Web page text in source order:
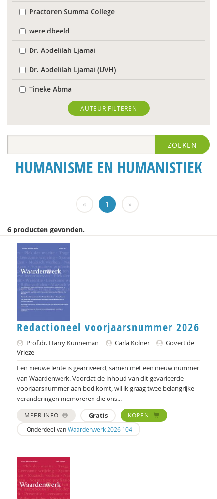
Practoren Summa College
wereldbeeld
Dr. Abdelilah Ljamai
Dr. Abdelilah Ljamai (UVH)
Tineke Abma
Christa Anbeek
Dieuwertje Bakker
Lisette Bastiaansen
Krijn van Beek
J. van den Berg
Marjo van Bergen
Geert Bettinger
Frans Bieckmann
Desirée Bierlaagh
Gert Biesta
Laurine Blonk
Karianne den Boer
Theo van den Bogaart
Antoinette Bolscher
Marij Bontemps-Hommen
Sylvia Borren
Gustaaf Bos
AUTEUR FILTEREN
ZOEKEN
HUMANISME EN HUMANISTIEK
« 1 »
6 producten gevonden.
Redactioneel voorjaarsnummer 2026
Prof.dr. Harry Kunneman Carla Kolner
Govert de
Vrieze
Een nieuwe lente is gearriveerd, samen met een nieuw nummer
van Waardenwerk. Voordat de inhoud van dit gevarieerde
voorjaarsnummer aan bod komt, wil ik graag twee belangrijke
veranderingen memoreren die ons...
MEER INFO Gratis
KOPEN
Onderdeel vanWaardenwerk 2026 104